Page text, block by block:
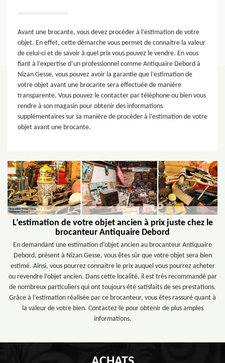
Avant une brocante, vous devez procéder à l’estimation de votre
objet. En effet, cette démarche vous permet de connaitre la valeur
de celui-ci et de savoir à quel prix vous pouvez le vendre. En vous
fiant à l’expertise d’un professionnel comme Antiquaire Debord à
Nizan Gesse, vous pouvez avoir la garantie que l’estimation de
votre objet avant une brocante sera effectuée de manière
transparente. Vous pouvez le contacter par téléphone ou bien vous
rendre à son magasin pour obtenir des informations
supplémentaires sur sa manière de procéder à l’estimation de votre
objet avant une brocante.
L’estimation de votre objet ancien à prix juste chez le
brocanteur Antiquaire Debord
En demandant une estimation d’objet ancien au brocanteur Antiquaire
Debord, présent à Nizan Gesse, vous êtes sûr que votre objet sera bien
estimé. Ainsi, vous pourrez connaitre le prix auquel vous pourrez acheter
ou revendre l’objet ancien. Dans cette localité, il est très recommandé par
de nombreux particuliers qui ont toujours été satisfaits de ses prestations.
Grâce à l’estimation réalisée par ce brocanteur, vous êtes rassuré quant à
la valeur de votre bien. Contactez-le pour obtenir de plus amples
informations.